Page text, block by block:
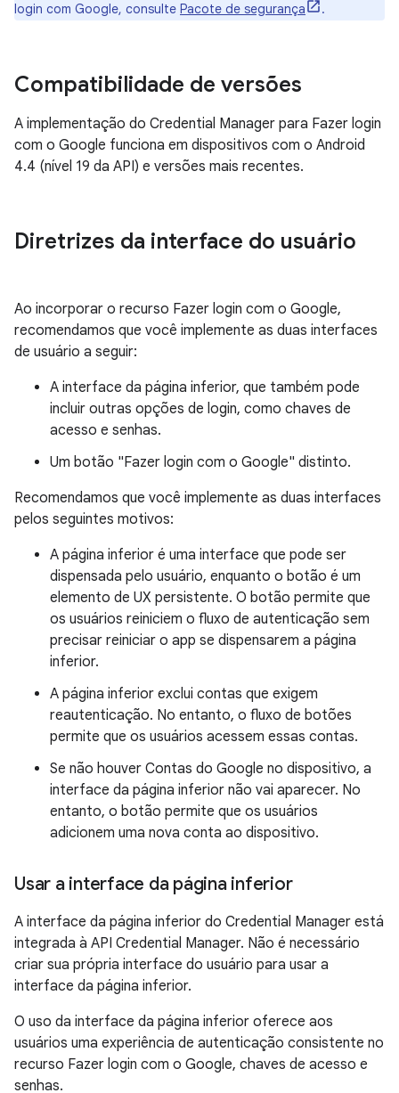
login com Google, consulte Pacote de segurança .
Compatibilidade de versões
A implementação do Credential Manager para Fazer login
com o Google funciona em dispositivos com o Android
4.4 (nível 19 da API) e versões mais recentes.
Diretrizes da interface do usuário
Ao incorporar o recurso Fazer login com o Google,
recomendamos que você implemente as duas interfaces
de usuário a seguir:
A interface da página inferior, que também pode
incluir outras opções de login, como chaves de
acesso e senhas.
Um botão "Fazer login com o Google" distinto.
Recomendamos que você implemente as duas interfaces
pelos seguintes motivos:
A página inferior é uma interface que pode ser
dispensada pelo usuário, enquanto o botão é um
elemento de UX persistente. O botão permite que
os usuários reiniciem o fluxo de autenticação sem
precisar reiniciar o app se dispensarem a página
inferior.
A página inferior exclui contas que exigem
reautenticação. No entanto, o fluxo de botões
permite que os usuários acessem essas contas.
Se não houver Contas do Google no dispositivo, a
interface da página inferior não vai aparecer. No
entanto, o botão permite que os usuários
adicionem uma nova conta ao dispositivo.
Usar a interface da página inferior
A interface da página inferior do Credential Manager está
integrada à API Credential Manager. Não é necessário
criar sua própria interface do usuário para usar a
interface da página inferior.
O uso da interface da página inferior oferece aos
usuários uma experiência de autenticação consistente no
recurso Fazer login com o Google, chaves de acesso e
senhas.